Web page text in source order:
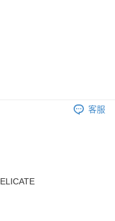
費
費
費
客服